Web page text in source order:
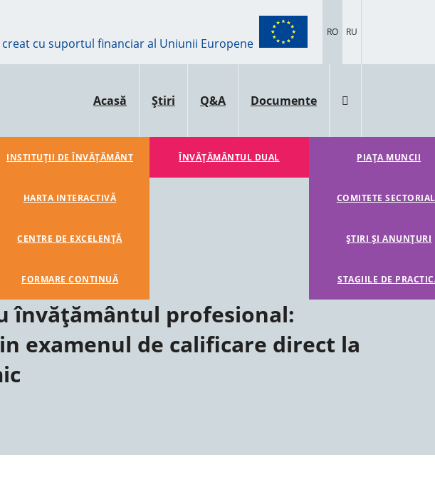
cu suportul financiar al Uniunii Europene
RO RU
Acasă Știri Q&A Documente
INSTITUȚII DE ÎNVĂȚĂMÂNT
HARTA INTERACTIVĂ
CENTRE DE EXCELENȚĂ
FORMARE CONTINUĂ
ÎNVĂŢĂMÂNTUL DUAL PIAȚA MUNCII
COMITETE
ȘTIRI ȘI ANUNȚURI
STAGIILE DE
învățământul profesional:
examenul de calificare direct la